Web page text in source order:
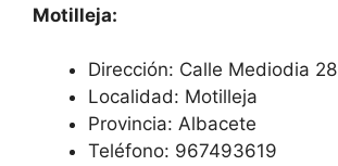
Motilleja:
Dirección: Calle Mediodia 28
Localidad: Motilleja
Provincia: Albacete
Teléfono: 967493619